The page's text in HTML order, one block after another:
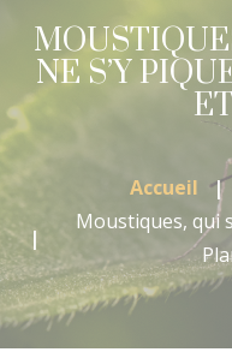
NE S’Y
Accueil
Moustiques, qui